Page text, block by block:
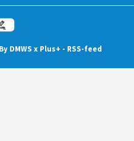
DMWS x Plus+ - RSS-feed